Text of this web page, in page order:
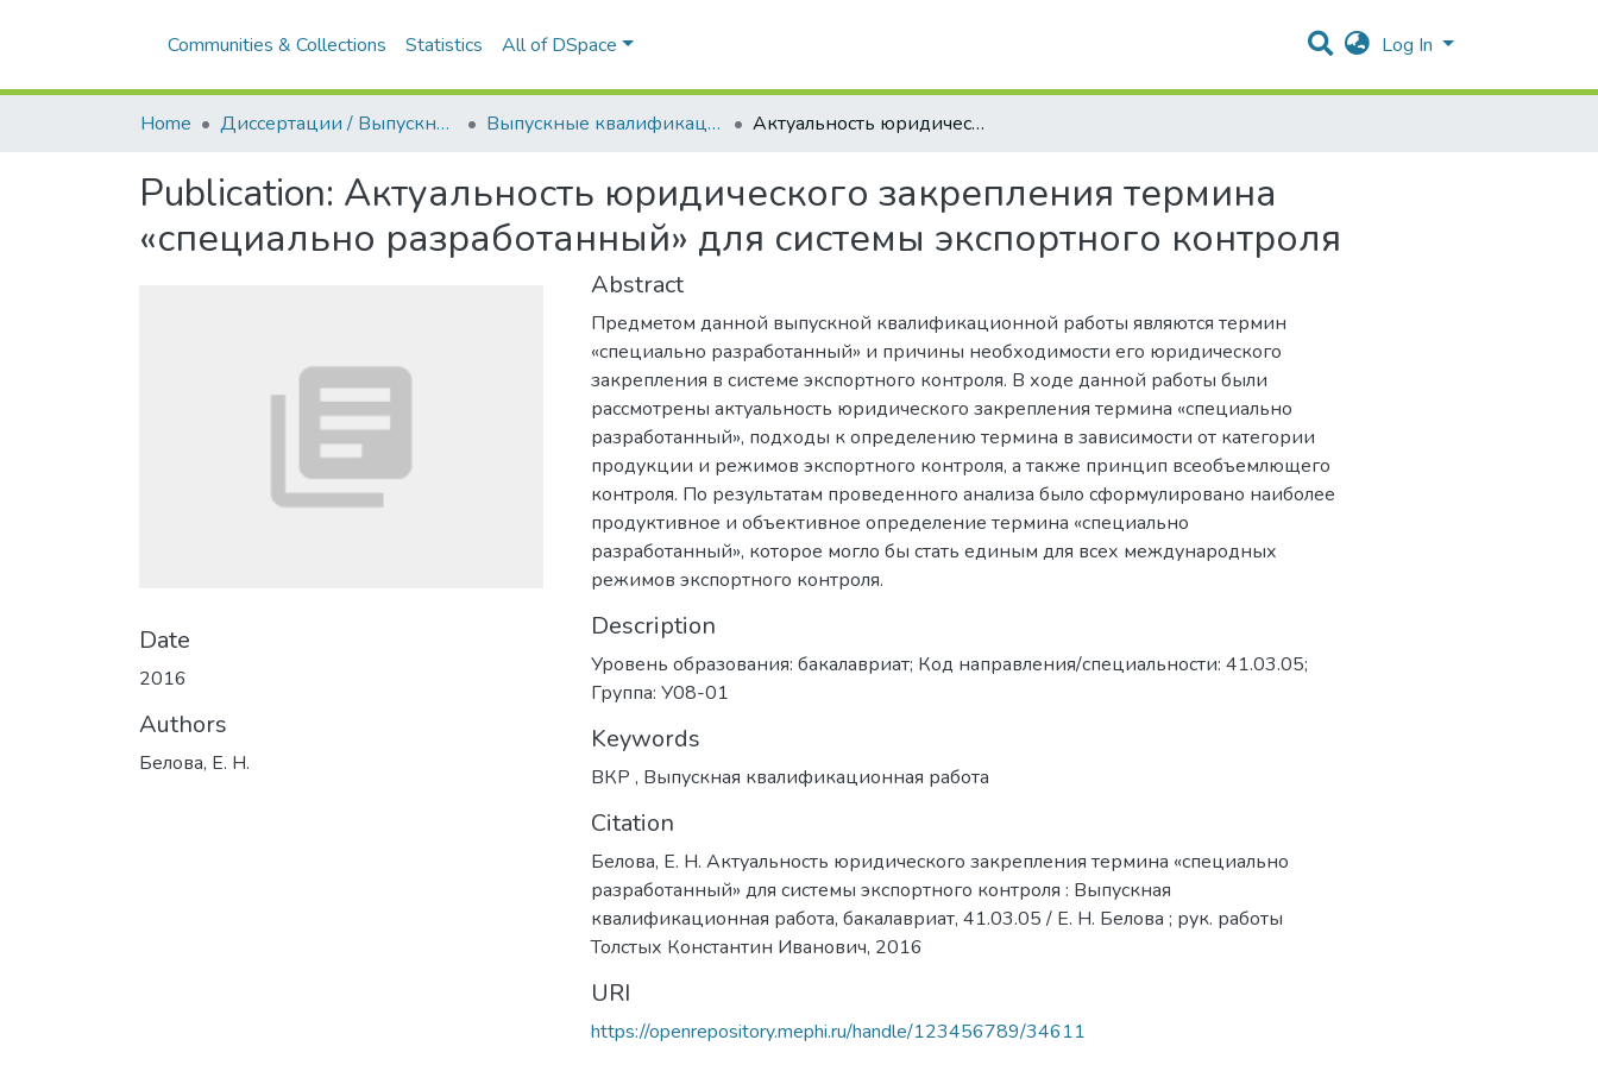
Communities & Collections Statistics All of DSpace Log In
Home Диссертации / Выпускные квалификационные работы Выпускные квалификационные работы Актуальность юридического закрепления термина «специально разработанный» для системы экспортного контроля
Publication: Актуальность юридического закрепления термина
«специально разработанный» для системы экспортного контроля
Date
2016
Authors
Белова, Е. Н.
Abstract
Предметом данной выпускной квалификационной работы являются термин
«специально разработанный» и причины необходимости его юридического
закрепления в системе экспортного контроля. В ходе данной работы были
рассмотрены актуальность юридического закрепления термина «специально
разработанный», подходы к определению термина в зависимости от категории
продукции и режимов экспортного контроля, а также принцип всеобъемлющего
контроля. По результатам проведенного анализа было сформулировано наиболее
продуктивное и объективное определение термина «специально
разработанный», которое могло бы стать единым для всех международных
режимов экспортного контроля.
Description
Уровень образования: бакалавриат; Код направления/специальности: 41.03.05;
Группа: У08-01
Keywords
ВКР , Выпускная квалификационная работа
Citation
Белова, Е. Н. Актуальность юридического закрепления термина «специально
разработанный» для системы экспортного контроля : Выпускная
квалификационная работа, бакалавриат, 41.03.05 / Е. Н. Белова ; рук. работы
Толстых Константин Иванович, 2016
URI
https://openrepository.mephi.ru/handle/123456789/34611